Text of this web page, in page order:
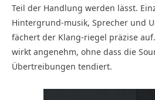
Teil der Handlung werden lässt.
Hintergrund-musik, Sprecher und
fächert der Klang-riegel präzise
wirkt angenehm, ohne dass die
Übertreibungen tendiert.